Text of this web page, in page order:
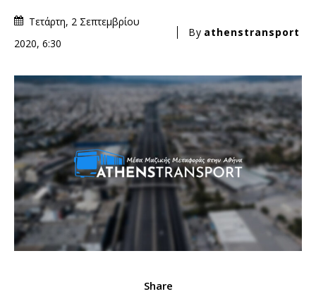
Τετάρτη, 2 Σεπτεμβρίου
2020, 6:30
By athenstransport
Share